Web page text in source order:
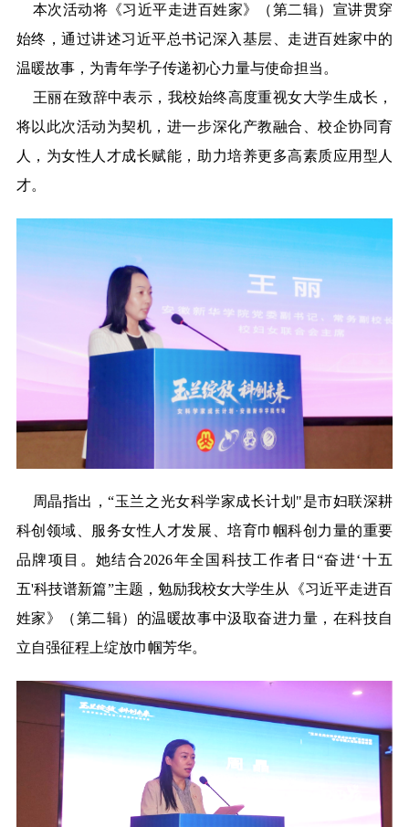
本次活动将《习近平走进百姓家》（第二辑）宣讲贯穿
始终，通过讲述习近平总书记深入基层、走进百姓家中的
温暖故事，为青年学子传递初心力量与使命担当。
王丽在致辞中表示，我校始终高度重视女大学生成长，
将以此次活动为契机，进一步深化产教融合、校企协同育
人，为女性人才成长赋能，助力培养更多高素质应用型人
才。
周晶指出，“玉兰之光女科学家成长计划"是市妇联深耕
科创领域、服务女性人才发展、培育巾帼科创力量的重要
品牌项目。她结合2026年全国科技工作者日“奋进‘十五
五'科技谱新篇”主题，勉励我校女大学生从《习近平走进百
姓家》（第二辑）的温暖故事中汲取奋进力量，在科技自
立自强征程上绽放巾帼芳华。